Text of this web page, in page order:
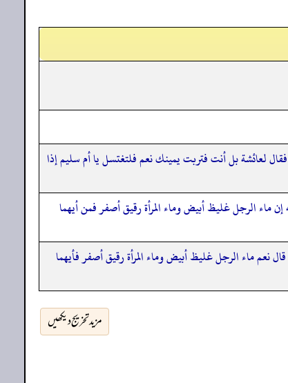
لعائشة بل أنت فتربت يمينك نعم فلتغتسل يا أم سليم إذا
الرجل غليظ أبيض وماء المرأة رقيق أصفر فمن أيهما
نعم ماء الرجل غليظ أبيض وماء المرأة رقيق أصفر فأيهما
مزید تخریج دیکھیں